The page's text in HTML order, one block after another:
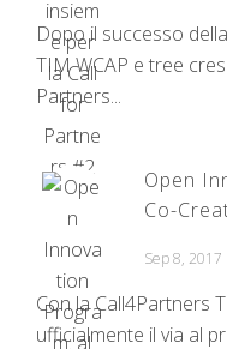
Dopo il successo
TIM WCAP e tree
Partners...
Open
Co-
Sep 8, 2017
Con la Call4Partners
ufficialmente il via al